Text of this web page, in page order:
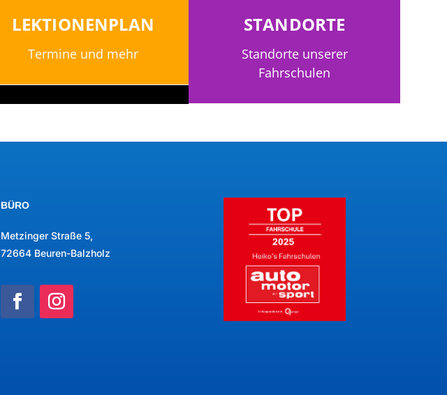
LEKTIONENPLAN
Termine und mehr
STANDORTE
Standorte unserer
Fahrschulen
BÜRO
Metzinger Straße 5,
72664 Beuren-Balzholz